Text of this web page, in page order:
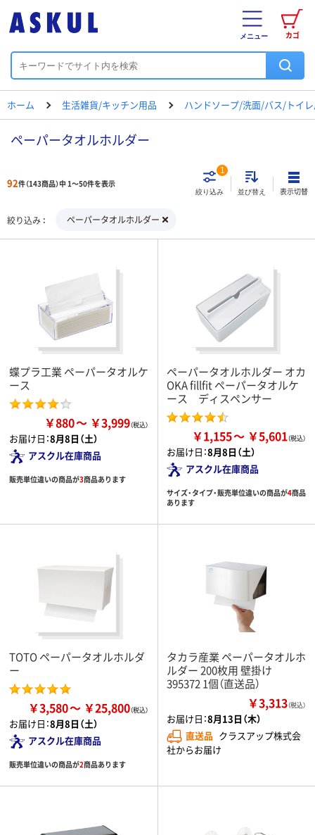
カゴ
メニュー
ホーム 生活雑貨/キッチン用品 ハンドソープ/洗面/バス/トイ
ペーパータオルホルダー
92件（143商品）中 1～50件を表示
絞り込み
1
並び替え 表示切替
絞り込み ペーパータオルホルダー
蝶プラ工業 ペーパータオルケ
ース
￥880 ￥3,999
お届け日：8月8日（土）
アスクル在庫商品
販売単位違いの商品が3商品あります
ペーパータオルホルダー オカ
OKA fillfit ペーパータオルケ
ース ディスペンサー
￥1,155 ￥5,601
お届け日：8月8日（土）
アスクル在庫商品
サイズ・タイプ・販売単位違いの商品が4商品
あります
TOTO ペーパータオルホルダ
ー
￥3,580 ￥25,800
お届け日：8月8日（土）
アスクル在庫商品
販売単位違いの商品が2商品あります
タカラ産業 ペーパータオルホ
ルダー 200枚用 壁掛け
395372 1個（直送品）
￥3,313（税込）
お届け日：8月13日（木）
直送品 クラスアップ株式会
社からお届け